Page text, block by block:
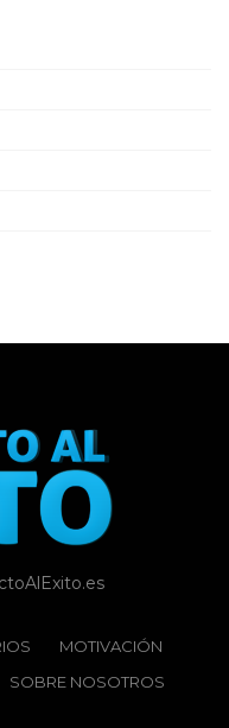
MOTIVACIÓN
SOBRE NOSOTROS